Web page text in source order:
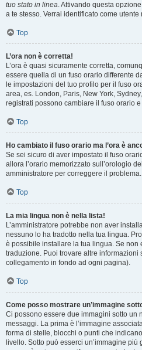
tuo stato in linea. Attivando questa
a te stesso. Verrai identificato come utente
Top
L’ora non è corretta!
L’ora è quasi sicuramente corretta,
essere quella di un fuso orario differente
le impostazioni del tuo profilo per il fuso
area, es. London, Paris, New York,
registrati possono cambiare il fuso orario
Top
Ho cambiato il fuso orario ma l’ora è
Se sei sicuro di aver impostato il fuso
allora l’orario memorizzato sull’orologio
amministratore per correggere il problema.
Top
La mia lingua non è nella lista!
L’amministratore potrebbe non aver
nessuno lo ha tradotto nella tua lingua.
è possibile installare la tua lingua. Se non
traduzione. Puoi trovare altre informazioni
collegamento in fondo ad ogni pagina).
Top
Come posso mostrare un’immagine
Ci possono essere due immagini sotto un
messaggi. La prima è l’immagine
forma di stelle, blocchi o punti che
livello. Sotto può esserci un’immagine più